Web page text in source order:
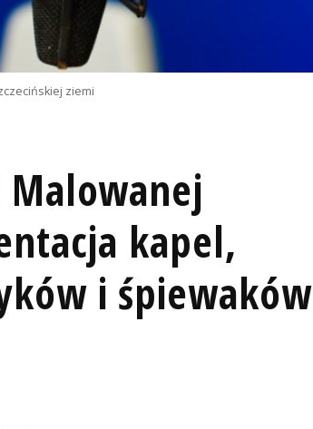
ziemi
Malowanej
kapel,
i śpiewaków